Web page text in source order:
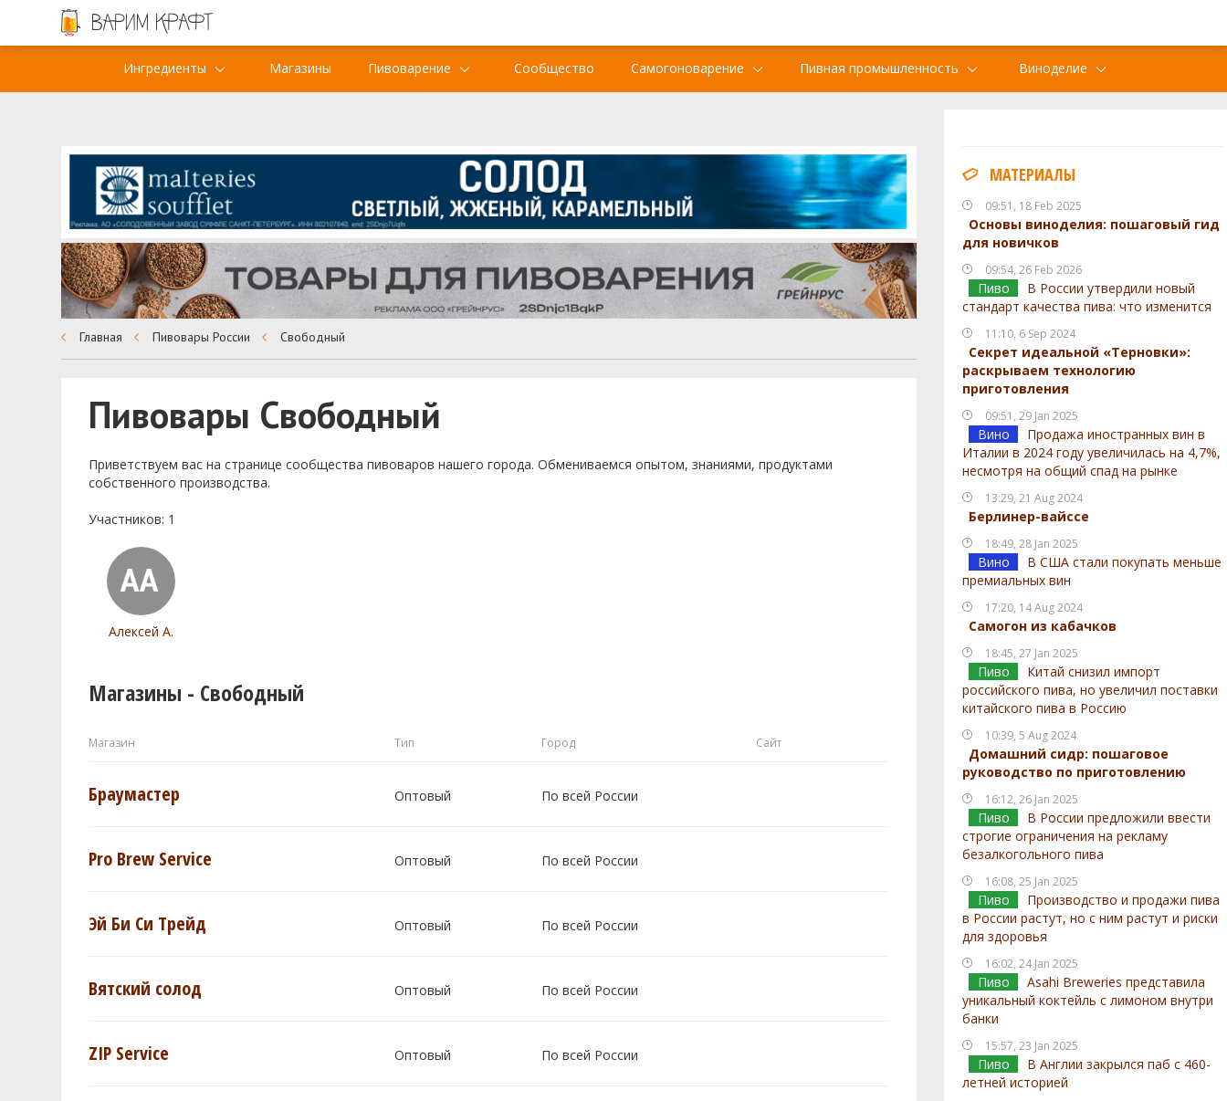
Ингредиенты Магазины Пивоварение Сообщество Самогоноварение Пивная промышленность Виноделие
МАТЕРИАЛЫ
09:51, 18 Feb 2025
Основы виноделия: пошаговый гид
для новичков
09:54, 26 Feb 2026
Пиво
В России утвердили новый
стандарт качества пива: что изменится
11:10, 6 Sep 2024
Секрет идеальной «Терновки»:
раскрываем технологию
приготовления
09:51, 29 Jan 2025
Вино
Продажа иностранных вин в
Италии в 2024 году увеличилась на 4,7%,
несмотря на общий спад на рынке
13:29, 21 Aug 2024
Берлинер-вайссе
18:49, 28 Jan 2025
Вино
В США стали покупать меньше
премиальных вин
17:20, 14 Aug 2024
Самогон из кабачков
18:45, 27 Jan 2025
Пиво
Китай снизил импорт
российского пива, но увеличил поставки
китайского пива в Россию
10:39, 5 Aug 2024
Домашний сидр: пошаговое
руководство по приготовлению
16:12, 26 Jan 2025
Пиво
В России предложили ввести
строгие ограничения на рекламу
безалкогольного пива
16:08, 25 Jan 2025
Пиво
Производство и продажи пива
в России растут, но с ним растут и риски
для здоровья
16:02, 24 Jan 2025
Пиво
Asahi Breweries представила
уникальный коктейль с лимоном внутри
банки
15:57, 23 Jan 2025
Пиво
В Англии закрылся паб с 460-
летней историей
Главная Пивовары России Свободный
Пивовары Свободный
Приветствуем ваc на странице сообщества пивоваров нашего города. Обмениваемся опытом, знаниями, продуктами
собственного производства.
Участников: 1
Алексей А.
Магазины - Свободный
Магазин Тип Город Сайт
Браумастер Оптовый По всей России
Pro Brew Service Оптовый По всей России
Эй Би Си Трейд Оптовый По всей России
Вятский солод Оптовый По всей России
ZIP Service Оптовый По всей России